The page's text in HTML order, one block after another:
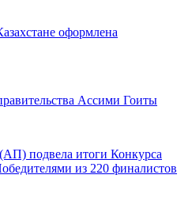
оформлена
Ассими Гоиты
подвела итоги Конкурса
из 220 финалистов